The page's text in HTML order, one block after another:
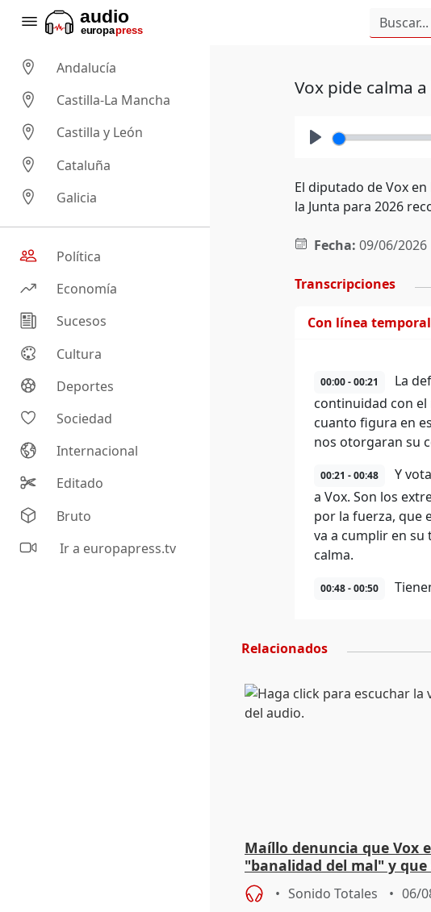
Andalucía
Castilla-La Mancha
Castilla y León
Cataluña
Galicia
Política
Economía
Sucesos
Cultura
Deportes
Sociedad
Internacional
Editado
Bruto
Ir a europapress.tv
Vox pide calma
El diputado de Vox
la Junta para 2026
Fecha: 09/06/2026
Transcripciones
Con línea temporal
00:00 - 00:21
La
continuidad con
cuanto figura en
nos otorgaran su
00:21 - 00:48
Y
a Vox. Son los
por la fuerza, que
va a cumplir en
calma.
00:48 - 00:50
Relacionados
Maíllo denuncia que Vox
"banalidad del mal" y que
asume todas sus tesis
Sonido Totales 06/